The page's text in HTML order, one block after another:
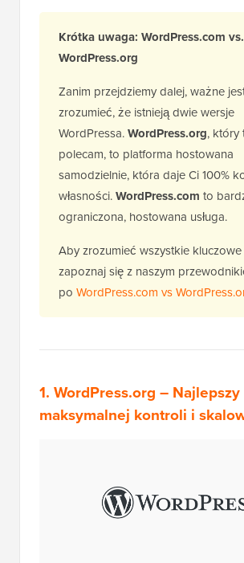
Krótka uwaga: WordPress.com vs.
WordPress.org
Zanim przejdziemy dalej, ważne
zrozumieć, że istnieją dwie wersje
WordPressa.WordPress.org, który
polecam, to platforma hostowana
samodzielnie, która daje Ci 100%
własności.WordPress.com to
ograniczona, hostowana usługa.
Aby zrozumieć wszystkie
zapoznaj się z naszym
po WordPress.com vs
1. WordPress.org –
maksymalnej kontroli i